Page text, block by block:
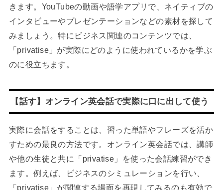
きます。YouTubeの動画や語学アプリで、ネイティブの
インタビューやプレゼンテーションなどの素材を探して
みましょう。特にビジネス関連のコンテンツでは、
「privatise」が実際にどのように使われているかを学ぶ
のに役立ちます。
【話す】オンライン英会話で実際に口に出して使う
実際に会話をすることは、習った単語やフレーズを活か
すための最良の方法です。オンライン英会話では、講師
や他の生徒と共に「privatise」を使った会話練習ができ
ます。例えば、ビジネスのシミュレーションを行い、
「privatise」が関連する場面を再現してみるのも有効で